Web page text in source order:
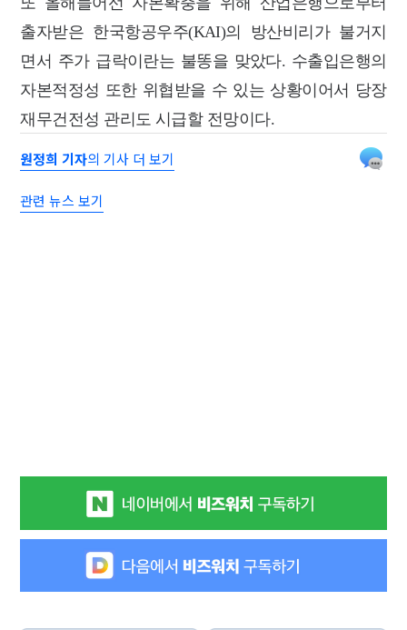
출자받은 한국항공우주(KAI)의 방산비리가 불거지
면서 주가 급락이란는 불똥을 맞았다. 수출입은행의
자본적정성 또한 위협받을 수 있는 상황이어서 당장
재무건전성 관리도 시급할 전망이다.
원정희 기자의 기사 더 보기
관련 뉴스 보기